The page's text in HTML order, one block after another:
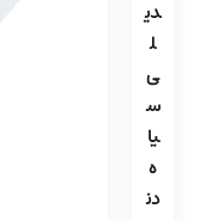
دی
ل
ی
س
یا
ه
دن